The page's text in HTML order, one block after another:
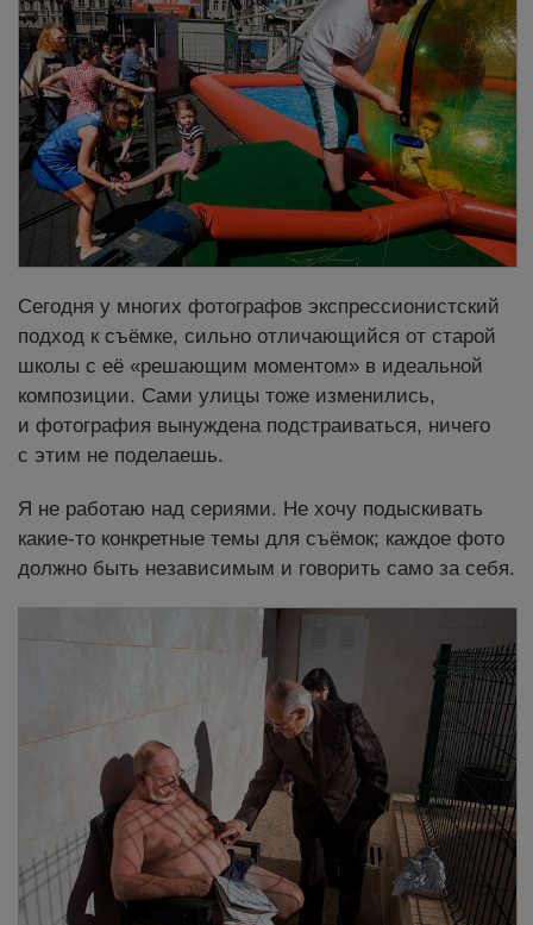
Сегодня у многих фотографов экспрессионистский
подход к съёмке, сильно отличающийся от старой
школы с её «решающим моментом» в идеальной
композиции. Сами улицы тоже изменились,
и фотография вынуждена подстраиваться, ничего
с этим не поделаешь.
Я не работаю над сериями. Не хочу подыскивать
какие-то конкретные темы для съёмок; каждое фото
должно быть независимым и говорить само за себя.